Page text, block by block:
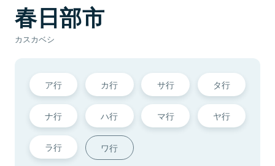
春日部市
カスカベシ
ア行 カ行 サ行 タ行
ナ行 ハ行 マ行 ヤ行
ラ行 ワ行